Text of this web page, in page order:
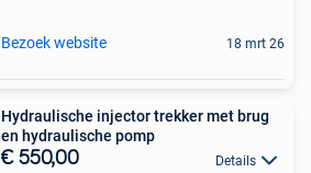
Bezoek website 18 mrt 26
Hydraulische injector trekker met brug
en hydraulische pomp
€ 550,00 Details